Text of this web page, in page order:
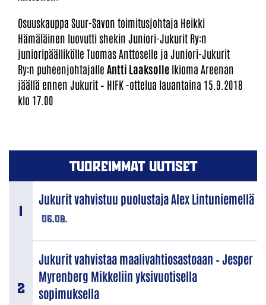
Osuuskauppa Suur-Savon toimitusjohtaja Heikki
Hämäläinen luovutti shekin Juniori-Jukurit Ry:n
junioripäällikölle Tuomas Anttoselle ja Juniori-Jukurit
Ry:n puheenjohtajalle Antti Laaksolle Ikioma Areenan
jäällä ennen Jukurit – HIFK -ottelua lauantaina 15.9.2018
klo 17.00
TUOREIMMAT UUTISET
06.08.
Jukurit vahvistuu puolustaja Alex Lintuniemellä
Jukurit vahvistaa maalivahtiosastoaan – Jesper
Myrenberg Mikkeliin yksivuotisella
sopimuksella